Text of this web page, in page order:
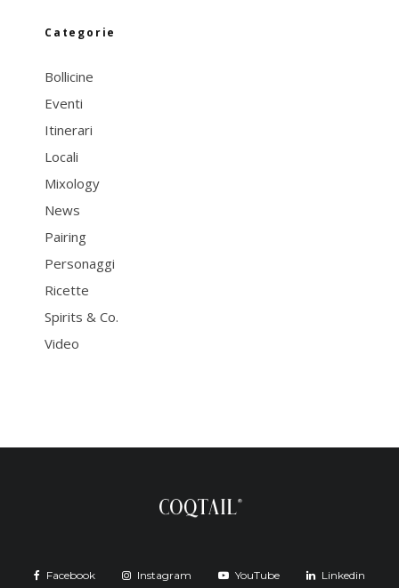
Categorie
Bollicine
Eventi
Itinerari
Locali
Mixology
News
Pairing
Personaggi
Ricette
Spirits & Co.
Video
Facebook Instagram YouTube Linkedin